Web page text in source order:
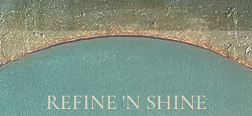
REFINE 'N SHINE